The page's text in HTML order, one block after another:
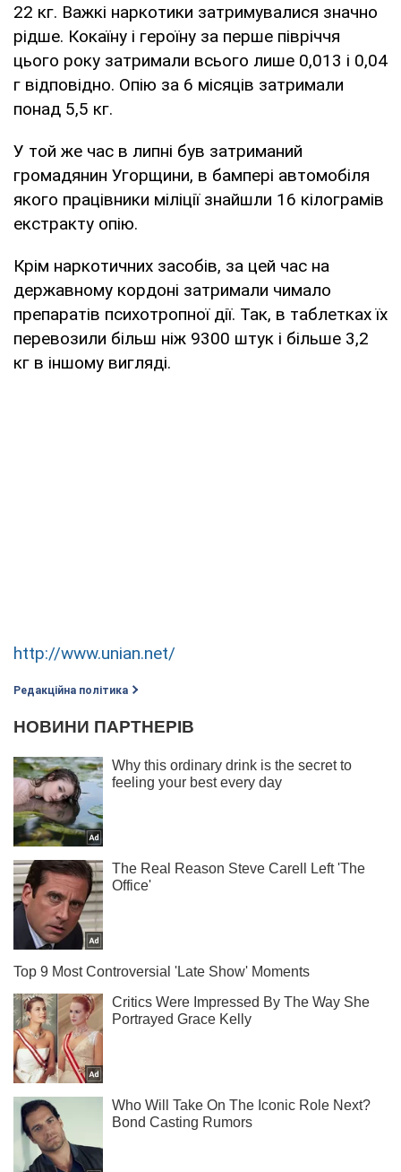
22 кг. Важкі наркотики затримувалися значно
рідше. Кокаїну і героїну за перше півріччя
цього року затримали всього лише 0,013 і 0,04
г відповідно. Опію за 6 місяців затримали
понад 5,5 кг.
У той же час в липні був затриманий
громадянин Угорщини, в бампері автомобіля
якого працівники міліції знайшли 16 кілограмів
екстракту опію.
Крім наркотичних засобів, за цей час на
державному кордоні затримали чимало
препаратів психотропної дії. Так, в таблетках їх
перевозили більш ніж 9300 штук і більше 3,2
кг в іншому вигляді.
http://www.unian.net/
Редакційна політика